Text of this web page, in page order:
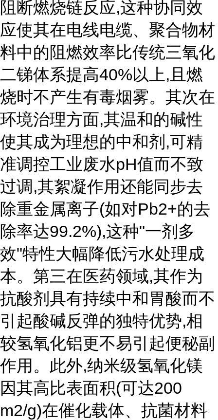
阻断燃烧链反应,这种协同效
应使其在电线电缆、聚合物材
料中的阻燃效率比传统三氧化
二锑体系提高40%以上,且燃
烧时不产生有毒烟雾。其次在
环境治理方面,其温和的碱性
使其成为理想的中和剂,可精
准调控工业废水pH值而不致
过调,其絮凝作用还能同步去
除重金属离子(如对Pb2+的去
除率达99.2%),这种"一剂多
效"特性大幅降低污水处理成
本。第三在医药领域,其作为
抗酸剂具有持续中和胃酸而不
引起酸碱反弹的独特优势,相
较氢氧化铝更不易引起便秘副
作用。此外,纳米级氢氧化镁
因其高比表面积(可达200
m2/g)在催化载体、抗菌材料